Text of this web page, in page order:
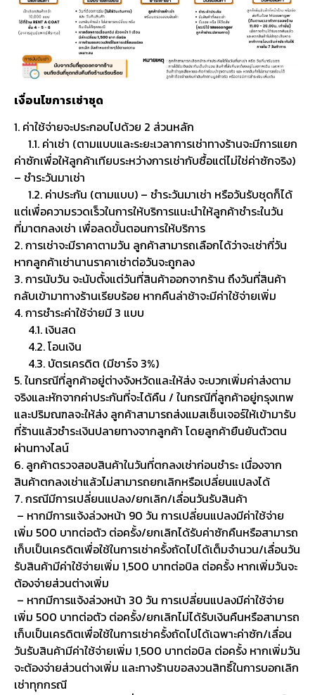
เงื่อนไขการเช่าชุด
1. ค่าใช้จ่ายจะประกอบไปด้วย 2 ส่วนหลัก
1.1. ค่าเช่า (ตามแบบและระยะเวลาการเช่าทางร้านจะมีการแยก
ค่าซักเพื่อให้ลูกค้าเทียบระหว่างการเช่ากับซื้อแต่ไม่ใช่ค่าซักจริง)
– ชำระวันมาเช่า
1.2. ค่าประกัน (ตามแบบ) – ชำระวันมาเช่า หรือวันรับชุดก็ได้
แต่เพื่อความรวดเร็วในการให้บริการแนะนำให้ลูกค้าชำระในวัน
ที่มาตกลงเช่า เพื่อลดขั้นตอนการให้บริการ
2. การเช่าจะมีราคาตามวัน ลูกค้าสามารถเลือกได้ว่าจะเช่ากี่วัน
หากลูกค้าเช่านานราคาเช่าต่อวันจะถูกลง
3. การนับวัน จะนับตั้งแต่วันที่สินค้าออกจากร้าน ถึงวันที่สินค้า
กลับเข้ามาทางร้านเรียบร้อย หากคืนล่าช้าจะมีค่าใช้จ่ายเพิ่ม
4. การชำระค่าใช้จ่ายมี 3 แบบ
4.1. เงินสด
4.2. โอนเงิน
4.3. บัตรเครดิต (มีชาร์จ 3%)
5. ในกรณีที่ลูกค้าอยู่ต่างจังหวัดและให้ส่ง จะบวกเพิ่มค่าส่งตาม
จริงและหักจากค่าประกันที่จะได้คืน / ในกรณีที่ลูกค้าอยู่กรุงเทพ
และปริมณฑลจะให้ส่ง ลูกค้าสามารถส่งแมสเซ็นเจอร์ให้เข้ามารับ
ที่ร้านแล้วชำระเงินปลายทางจากลูกค้า โดยลูกค้ายืนยันตัวตน
ผ่านทางไลน์
6. ลูกค้าตรวจสอบสินค้าในวันที่ตกลงเช่าก่อนชำระ เนื่องจาก
สินค้าตกลงเช่าแล้วไม่สามารถยกเลิกหรือเปลี่ยนแปลงได้
7. กรณีมีการเปลี่ยนแปลง/ยกเลิก/เลื่อนวันรับสินค้า
– หากมีการแจ้งล่วงหน้า 90 วัน การเปลี่ยนแปลงมีค่าใช้จ่าย
เพิ่ม 500 บาทต่อตัว ต่อครั้ง/ยกเลิกได้รับค่าซักคืนหรือสามารถ
เก็บเป็นเครดิตเพื่อใช้ในการเช่าครั้งถัดไปได้เต็มจำนวน/เลื่อนวัน
รับสินค้ามีค่าใช้จ่ายเพิ่ม 1,500 บาทต่อบิล ต่อครั้ง หากเพิ่มวันจะ
ต้องจ่ายส่วนต่างเพิ่ม
– หากมีการแจ้งล่วงหน้า 30 วัน การเปลี่ยนแปลงมีค่าใช้จ่าย
เพิ่ม 500 บาทต่อตัว ต่อครั้ง/ยกเลิกไม่ได้รับเงินคืนหรือสามารถ
เก็บเป็นเครดิตเพื่อใช้ในการเช่าครั้งถัดไปได้เฉพาะค่าซัก/เลื่อน
วันรับสินค้ามีค่าใช้จ่ายเพิ่ม 1,500 บาทต่อบิล ต่อครั้ง หากเพิ่มวัน
จะต้องจ่ายส่วนต่างเพิ่ม และทางร้านขอสงวนสิทธิ์ในการบอกเลิก
เช่าทุกกรณี